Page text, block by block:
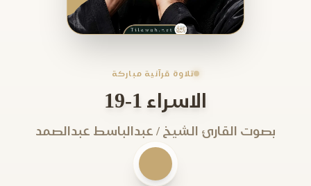
تلاوة قرآنية مباركة
الاسراء 1-19
بصوت القارئ الشيخ / عبدالباسط عبدالصمد